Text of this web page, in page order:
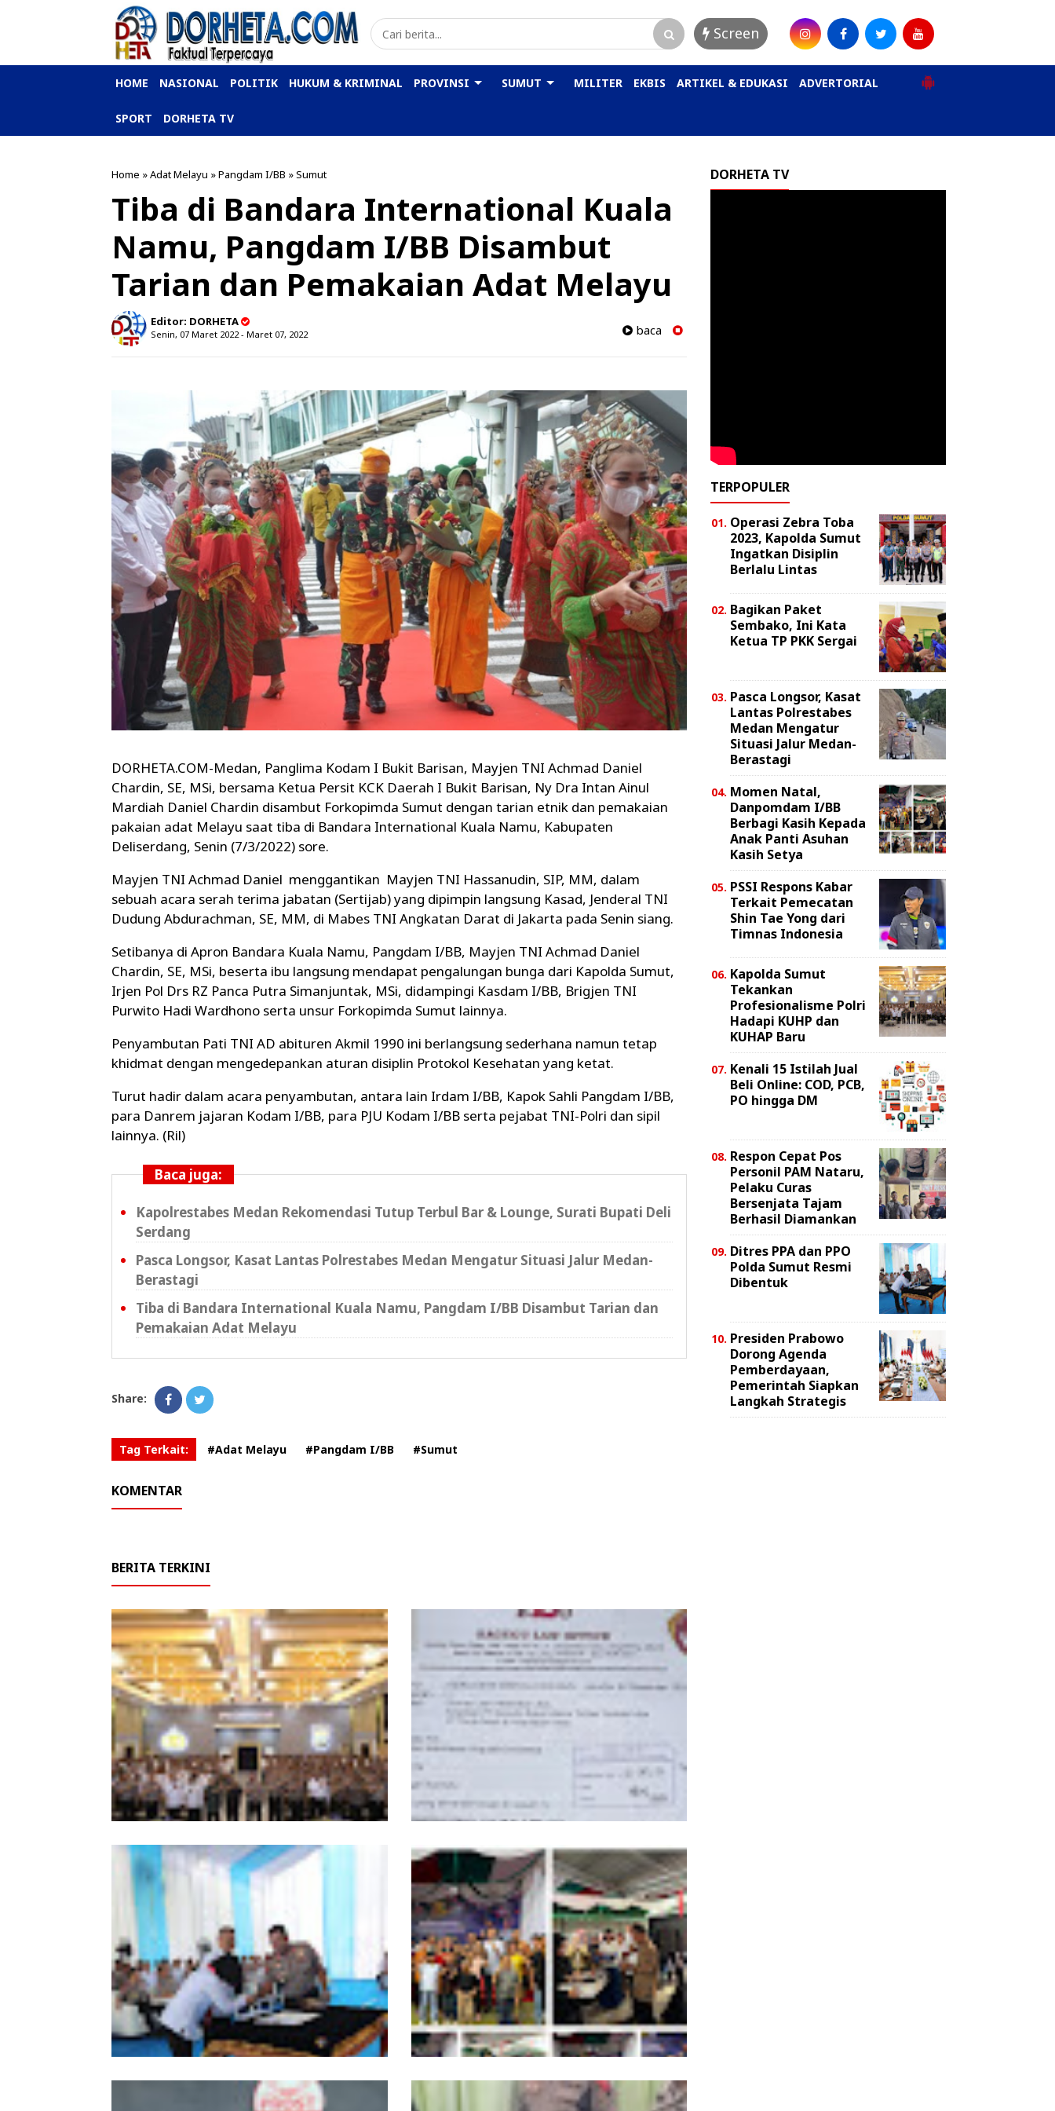
Screen
HOME NASIONAL POLITIK HUKUM & KRIMINAL PROVINSI SUMUT MILITER EKBIS ARTIKEL & EDUKASI ADVERTORIAL
SPORT DORHETA TV
Home »Adat Melayu »Pangdam I/BB »Sumut
Tiba di Bandara International Kuala
Namu, Pangdam I/BB Disambut
Tarian dan Pemakaian Adat Melayu
Editor: DORHETA
Senin, 07 Maret 2022 - Maret 07, 2022 baca
DORHETA.COM-Medan, Panglima Kodam I Bukit Barisan, Mayjen TNI Achmad Daniel
Chardin, SE, MSi, bersama Ketua Persit KCK Daerah I Bukit Barisan, Ny Dra Intan Ainul
Mardiah Daniel Chardin disambut Forkopimda Sumut dengan tarian etnik dan pemakaian
pakaian adat Melayu saat tiba di Bandara International Kuala Namu, Kabupaten
Deliserdang, Senin (7/3/2022) sore.
Mayjen TNI Achmad Daniel menggantikan Mayjen TNI Hassanudin, SIP, MM, dalam
sebuah acara serah terima jabatan (Sertijab) yang dipimpin langsung Kasad, Jenderal TNI
Dudung Abdurachman, SE, MM, di Mabes TNI Angkatan Darat di Jakarta pada Senin siang.
Setibanya di Apron Bandara Kuala Namu, Pangdam I/BB, Mayjen TNI Achmad Daniel
Chardin, SE, MSi, beserta ibu langsung mendapat pengalungan bunga dari Kapolda Sumut,
Irjen Pol Drs RZ Panca Putra Simanjuntak, MSi, didampingi Kasdam I/BB, Brigjen TNI
Purwito Hadi Wardhono serta unsur Forkopimda Sumut lainnya.
Penyambutan Pati TNI AD abituren Akmil 1990 ini berlangsung sederhana namun tetap
khidmat dengan mengedepankan aturan disiplin Protokol Kesehatan yang ketat.
Turut hadir dalam acara penyambutan, antara lain Irdam I/BB, Kapok Sahli Pangdam I/BB,
para Danrem jajaran Kodam I/BB, para PJU Kodam I/BB serta pejabat TNI-Polri dan sipil
lainnya. (Ril)
Baca juga:
Kapolrestabes Medan Rekomendasi Tutup Terbul Bar & Lounge, Surati Bupati Deli
Serdang
Pasca Longsor, Kasat Lantas Polrestabes Medan Mengatur Situasi Jalur Medan-
Berastagi
Tiba di Bandara International Kuala Namu, Pangdam I/BB Disambut Tarian dan
Pemakaian Adat Melayu
Share:
Tag Terkait: #Adat Melayu #Pangdam I/BB #Sumut
KOMENTAR
BERITA TERKINI
Kapolda Sumut Tekankan
Profesionalisme Polri Hadapi KUHP dan
KUHAP Baru
PPKKB Apresiasi Presiden Prabowo Cabut
Izin PBPH di Kepulauan Batu
DORHETA TV
TERPOPULER
Operasi Zebra Toba
2023, Kapolda Sumut
Ingatkan Disiplin
Berlalu Lintas
Bagikan Paket
Sembako, Ini Kata
Ketua TP PKK Sergai
Pasca Longsor, Kasat
Lantas Polrestabes
Medan Mengatur
Situasi Jalur Medan-
Berastagi
Momen Natal,
Danpomdam I/BB
Berbagi Kasih Kepada
Anak Panti Asuhan
Kasih Setya
PSSI Respons Kabar
Terkait Pemecatan
Shin Tae Yong dari
Timnas Indonesia
Kapolda Sumut
Tekankan
Profesionalisme Polri
Hadapi KUHP dan
KUHAP Baru
Kenali 15 Istilah Jual
Beli Online: COD, PCB,
PO hingga DM
Respon Cepat Pos
Personil PAM Nataru,
Pelaku Curas
Bersenjata Tajam
Berhasil Diamankan
Ditres PPA dan PPO
Polda Sumut Resmi
Dibentuk
Presiden Prabowo
Dorong Agenda
Pemberdayaan,
Pemerintah Siapkan
Langkah Strategis